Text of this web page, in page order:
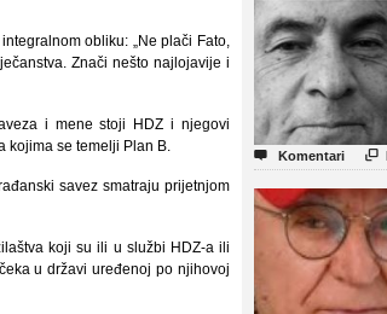
obliku: „Ne plači Fato,
Znači nešto najlojavije i
i mene stoji HDZ i njegovi
kojima se temelji Plan B.
savez smatraju prijetnjom
koji su ili u službi HDZ-a ili
u državi uređenoj po njihovoj
 Komentari 